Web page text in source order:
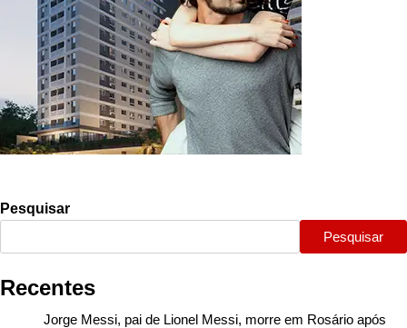
Pesquisar
Pesquisar
Recentes
Jorge Messi, pai de Lionel Messi, morre em Rosário após